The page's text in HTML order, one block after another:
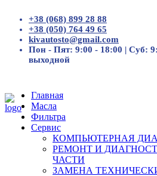
+38 (068) 899 28 88
+38 (050) 764 49 65
kivautosto@gmail.com
Пон - Пят: 9:00 - 18:00 | Суб:
выходной
Главная
Масла
Фильтра
Сервис
КОМПЬЮТЕРНАЯ
РЕМОНТ И
ЧАСТИ
ЗАМЕНА